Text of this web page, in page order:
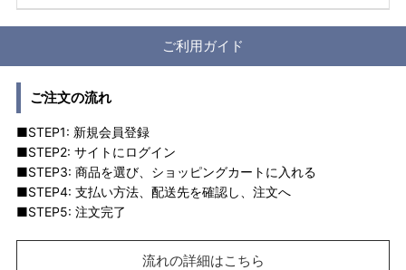
ご利用ガイド
ご注文の流れ
■STEP1: 新規会員登録
■STEP2: サイトにログイン
■STEP3: 商品を選び、ショッピングカートに入れる
■STEP4: 支払い方法、配送先を確認し、注文へ
■STEP5: 注文完了
流れの詳細はこちら